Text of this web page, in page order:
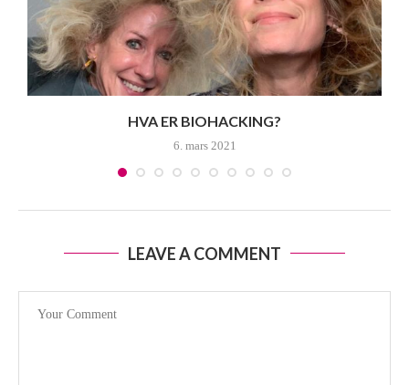
HVA ER BIOHACKING?
6. mars 2021
LEAVE A COMMENT